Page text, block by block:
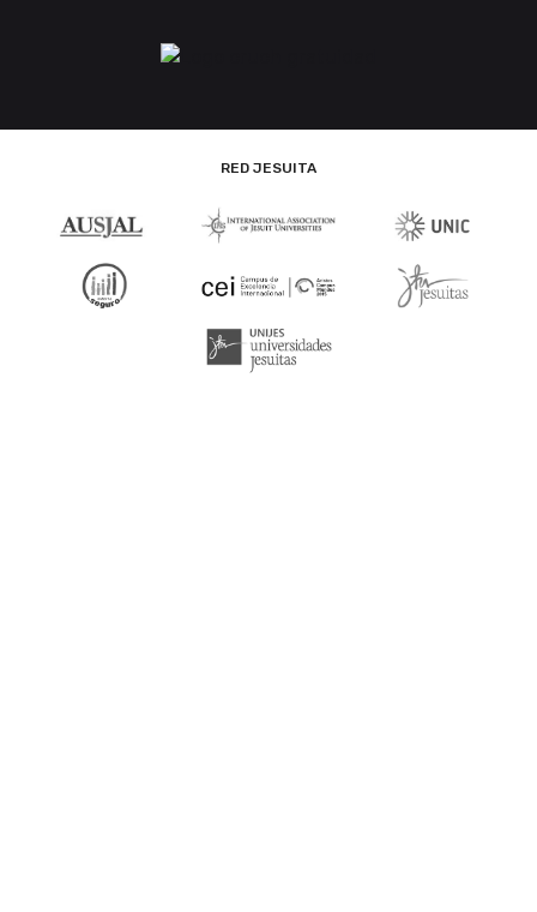
RED JESUITA